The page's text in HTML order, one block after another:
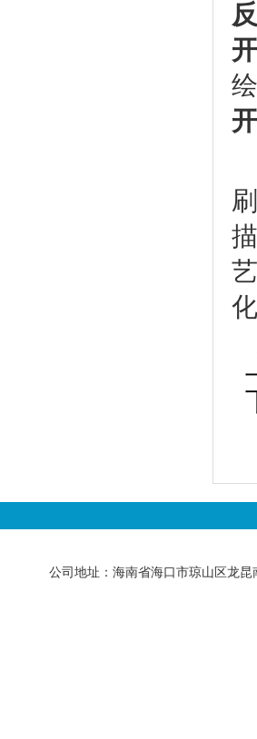
公司地址：海南省海口市琼山区龙